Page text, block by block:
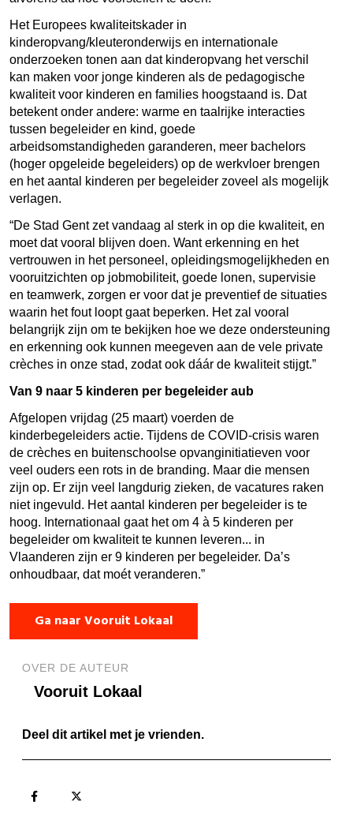
Het Europees kwaliteitskader in
kinderopvang/kleuteronderwijs en internationale
onderzoeken tonen aan dat kinderopvang het verschil
kan maken voor jonge kinderen als de pedagogische
kwaliteit voor kinderen en families hoogstaand is. Dat
betekent onder andere: warme en taalrijke interacties
tussen begeleider en kind, goede
arbeidsomstandigheden garanderen, meer bachelors
(hoger opgeleide begeleiders) op de werkvloer brengen
en het aantal kinderen per begeleider zoveel als mogelijk
verlagen.
“De Stad Gent zet vandaag al sterk in op die kwaliteit, en
moet dat vooral blijven doen. Want erkenning en het
vertrouwen in het personeel, opleidingsmogelijkheden en
vooruitzichten op jobmobiliteit, goede lonen, supervisie
en teamwerk, zorgen er voor dat je preventief de situaties
waarin het fout loopt gaat beperken. Het zal vooral
belangrijk zijn om te bekijken hoe we deze ondersteuning
en erkenning ook kunnen meegeven aan de vele private
crèches in onze stad, zodat ook dáár de kwaliteit stijgt.”
Van 9 naar 5 kinderen per begeleider aub
Afgelopen vrijdag (25 maart) voerden de
kinderbegeleiders actie. Tijdens de COVID-crisis waren
de crèches en buitenschoolse opvanginitiatieven voor
veel ouders een rots in de branding. Maar die mensen
zijn op. Er zijn veel langdurig zieken, de vacatures raken
niet ingevuld. Het aantal kinderen per begeleider is te
hoog. Internationaal gaat het om 4 à 5 kinderen per
begeleider om kwaliteit te kunnen leveren... in
Vlaanderen zijn er 9 kinderen per begeleider. Da’s
onhoudbaar, dat moét veranderen.”
Ga naar Vooruit Lokaal
OVER DE AUTEUR
Vooruit Lokaal
Deel dit artikel met je vrienden.